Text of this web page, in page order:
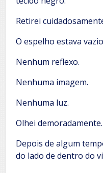
Retirei
O espelho estava
Nenhum reflexo.
Nenhuma imagem.
Nenhuma luz.
Olhei demoradamente.
Depois de algum
do lado de dentro do